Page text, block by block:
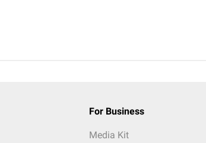
For Business
Media Kit